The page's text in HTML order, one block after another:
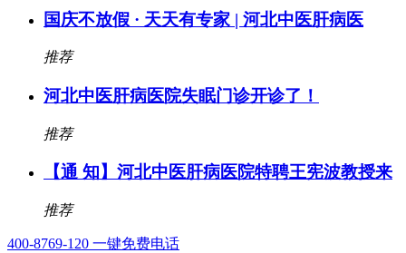
国庆不放假 · 天天有专家 | 河北中医肝病医
推荐
河北中医肝病医院失眠门诊开诊了！
推荐
【通 知】河北中医肝病医院特聘王宪波教授来
推荐
400-8769-120 一键免费电话